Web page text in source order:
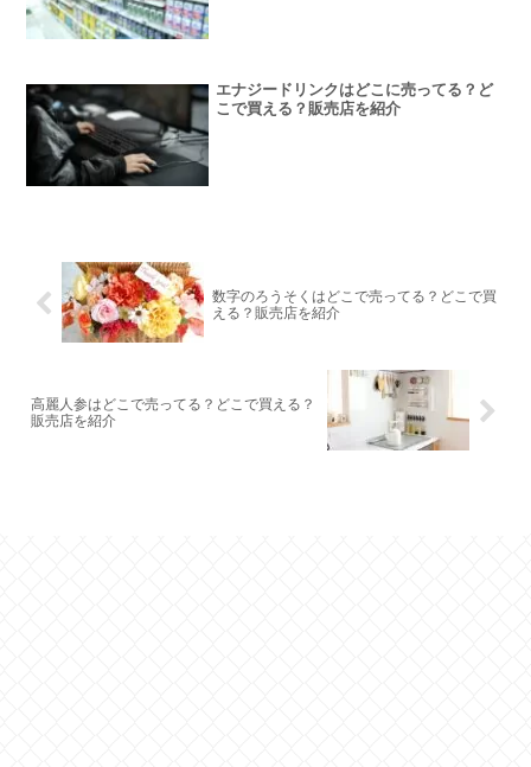
エナジードリンクはどこに売ってる？ど
こで買える？販売店を紹介
数字のろうそくはどこで売ってる？どこで買
える？販売店を紹介
高麗人参はどこで売ってる？どこで買える？
販売店を紹介